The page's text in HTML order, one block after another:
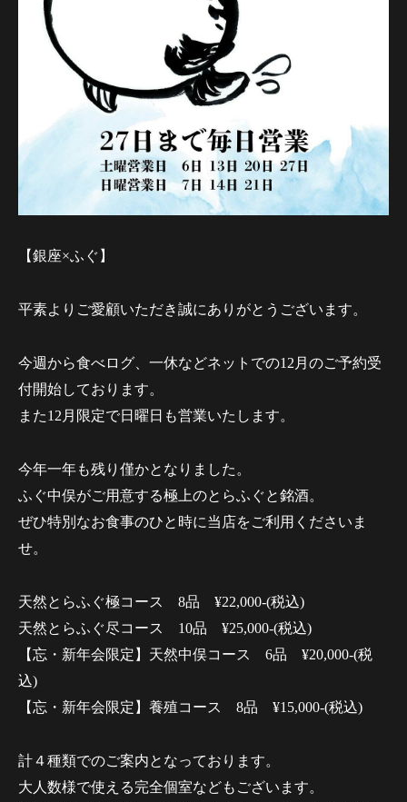
【銀座×ふぐ】
平素よりご愛顧いただき誠にありがとうございます。
今週から食べログ、一休などネットでの12月のご予約受
付開始しております。
また12月限定で日曜日も営業いたします。
今年一年も残り僅かとなりました。
ふぐ中俣がご用意する極上のとらふぐと銘酒。
ぜひ特別なお食事のひと時に当店をご利用くださいま
せ。
天然とらふぐ極コース 8品 ¥22,000-(税込)
天然とらふぐ尽コース 10品 ¥25,000-(税込)
【忘・新年会限定】天然中俣コース 6品 ¥20,000-(税
込)
【忘・新年会限定】養殖コース 8品 ¥15,000-(税込)
計４種類でのご案内となっております。
大人数様で使える完全個室などもございます。